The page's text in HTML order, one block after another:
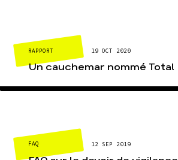
RAPPORT 19 OCT 2020
Un cauchemar nommé Total
FAQ 12 SEP 2019